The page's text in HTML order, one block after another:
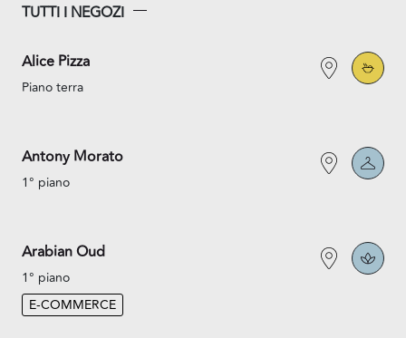
TUTTI I NEGOZI
Alice Pizza
Piano terra
Antony Morato
1° piano
Arabian Oud
1° piano
E-COMMERCE